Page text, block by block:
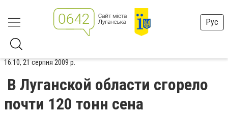
Рус
16:10, 21 серпня 2009 р.
В Луганской области сгорело
почти 120 тонн сена